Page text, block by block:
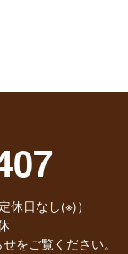
休日なし(※)）
をご覧ください。